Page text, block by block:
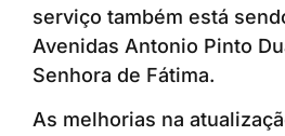
serviço também está
Avenidas Antonio Pinto
Senhora de Fátima.
As melhorias na